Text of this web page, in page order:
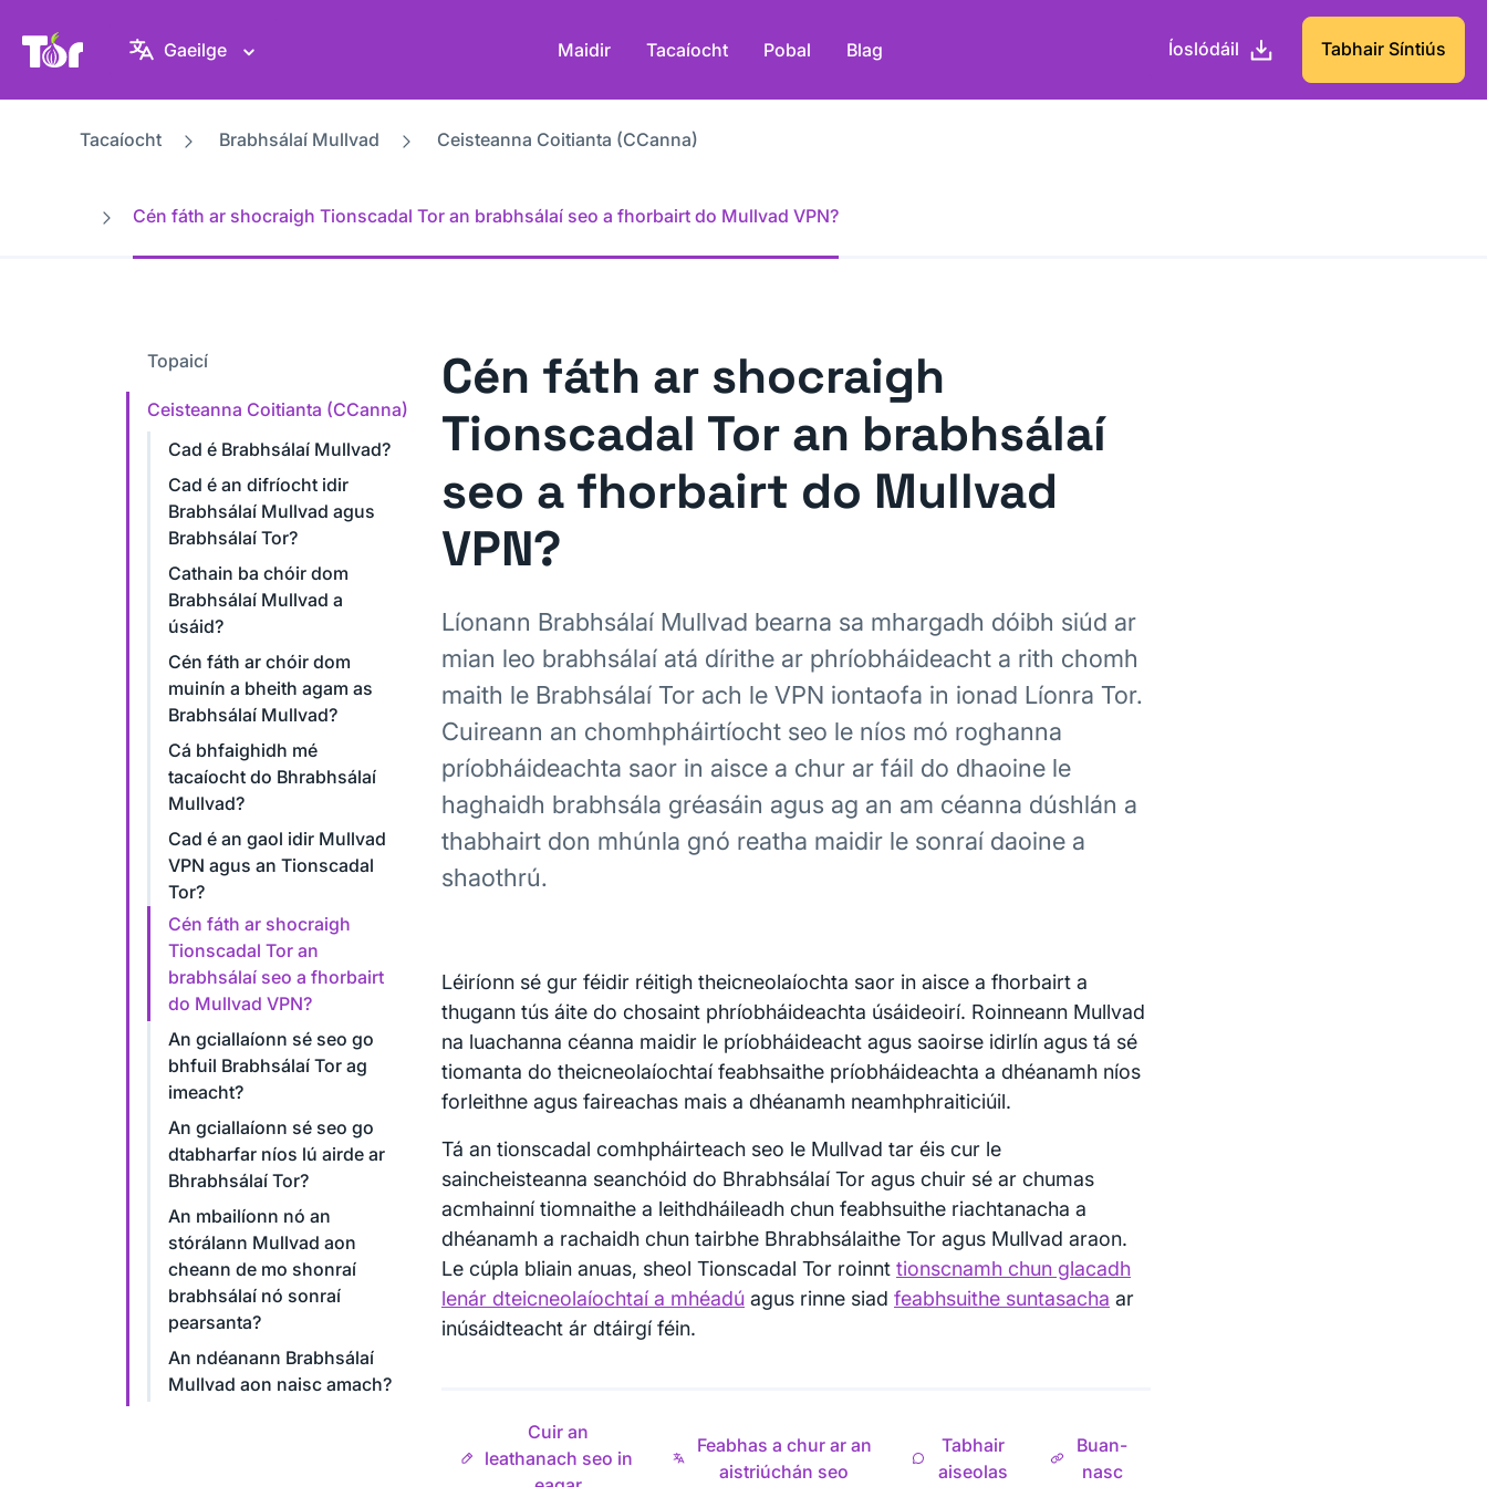
Suíomh Gréasáin Thionscadal Tor
Gaeilge Maidir Tacaíocht Pobal Blag Íoslódáil Tabhair Síntiús
Tacaíocht Brabhsálaí Mullvad Ceisteanna Coitianta (CCanna)
Cén fáth ar shocraigh Tionscadal Tor an brabhsálaí seo a fhorbairt do Mullvad VPN?
Topaicí
Ceisteanna Coitianta (CCanna)
Cad é Brabhsálaí Mullvad?
Cad é an difríocht idir
Brabhsálaí Mullvad agus
Brabhsálaí Tor?
Cathain ba chóir dom
Brabhsálaí Mullvad a
úsáid?
Cén fáth ar chóir dom
muinín a bheith agam as
Brabhsálaí Mullvad?
Cá bhfaighidh mé
tacaíocht do Bhrabhsálaí
Mullvad?
Cad é an gaol idir Mullvad
VPN agus an Tionscadal
Tor?
Cén fáth ar shocraigh
Tionscadal Tor an
brabhsálaí seo a fhorbairt
do Mullvad VPN?
An gciallaíonn sé seo go
bhfuil Brabhsálaí Tor ag
imeacht?
An gciallaíonn sé seo go
dtabharfar níos lú airde ar
Bhrabhsálaí Tor?
An mbailíonn nó an
stórálann Mullvad aon
cheann de mo shonraí
brabhsálaí nó sonraí
pearsanta?
An ndéanann Brabhsálaí
Mullvad aon naisc amach?
Cén fáth ar shocraigh
Tionscadal Tor an brabhsálaí
seo a fhorbairt do Mullvad
VPN?
Líonann Brabhsálaí Mullvad bearna sa mhargadh dóibh siúd ar
mian leo brabhsálaí atá dírithe ar phríobháideacht a rith chomh
maith le Brabhsálaí Tor ach le VPN iontaofa in ionad Líonra Tor.
Cuireann an chomhpháirtíocht seo le níos mó roghanna
príobháideachta saor in aisce a chur ar fáil do dhaoine le
haghaidh brabhsála gréasáin agus ag an am céanna dúshlán a
thabhairt don mhúnla gnó reatha maidir le sonraí daoine a
shaothrú.
Léiríonn sé gur féidir réitigh theicneolaíochta saor in aisce a fhorbairt a
thugann tús áite do chosaint phríobháideachta úsáideoirí. Roinneann Mullvad
na luachanna céanna maidir le príobháideacht agus saoirse idirlín agus tá sé
tiomanta do theicneolaíochtaí feabhsaithe príobháideachta a dhéanamh níos
forleithne agus faireachas mais a dhéanamh neamhphraiticiúil.
Tá an tionscadal comhpháirteach seo le Mullvad tar éis cur le
saincheisteanna seanchóid do Bhrabhsálaí Tor agus chuir sé ar chumas
acmhainní tiomnaithe a leithdháileadh chun feabhsuithe riachtanacha a
dhéanamh a rachaidh chun tairbhe Bhrabhsálaithe Tor agus Mullvad araon.
Le cúpla bliain anuas, sheol Tionscadal Tor roinnt tionscnamh chun glacadh
lenár dteicneolaíochtaí a mhéadú agus rinne siad feabhsuithe suntasacha ar
inúsáidteacht ár dtáirgí féin.
Cuir an
leathanach seo in
Feabhas a chur ar an
aistriúchán seo
Tabhair
aiseolas
Buan-
nasc